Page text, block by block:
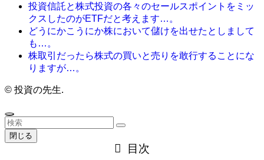
投資信託と株式投資の各々のセールスポイントをミッ
クスしたのがETFだと考えます…。
どうにかこうにか株において儲けを出せたとしまして
も…。
株取引だったら株式の買いと売りを敢行することにな
りますが…。
© 投資の先生.
閉じる
目次